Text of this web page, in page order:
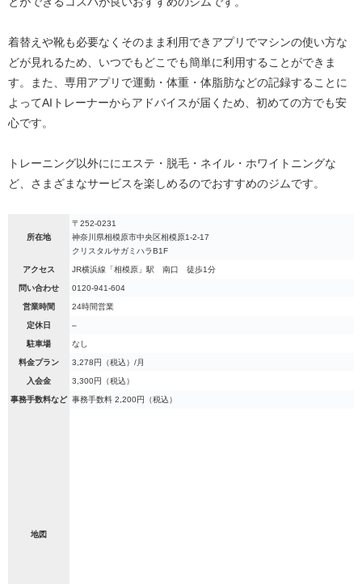
着替えや靴も必要なくそのまま利用できアプリでマシンの使い方な
どが見れるため、いつでもどこでも簡単に利用することができま
す。また、専用アプリで運動・体重・体脂肪などの記録することに
よってAIトレーナーからアドバイスが届くため、初めての方でも安
心です。
トレーニング以外ににエステ・脱毛・ネイル・ホワイトニングな
ど、さまざまなサービスを楽しめるのでおすすめのジムです。
所在地
〒252-0231
神奈川県相模原市中央区相模原1-2-17
クリスタルサガミハラB1F
アクセス JR横浜線「相模原」駅 南口 徒歩1分
問い合わせ 0120-941-604
営業時間 24時間営業
定休日 –
駐車場 なし
料金プラン 3,278円（税込）/月
入会金 3,300円（税込）
事務手数料など 事務手数料 2,200円（税込）
地図